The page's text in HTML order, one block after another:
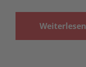
Weiterlesen